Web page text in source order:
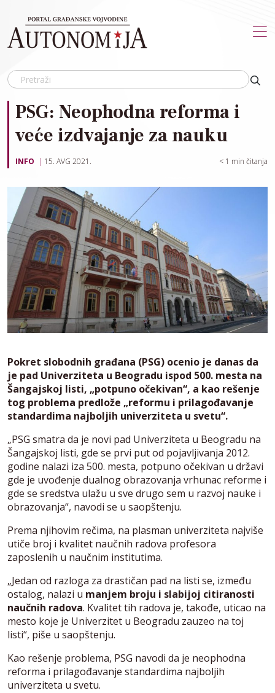
PSG: Neophodna reforma i
veće izdvajanje za nauku
INFO 15. AVG 2021. < 1 min čitanja
Pokret slobodnih građana (PSG) ocenio je danas da
je pad Univerziteta u Beogradu ispod 500. mesta na
Šangajskoj listi, „potpuno očekivan“, a kao rešenje
tog problema predlože „reformu i prilagođavanje
standardima najboljih univerziteta u svetu“.
„PSG smatra da je novi pad Univerziteta u Beogradu na
Šangajskoj listi, gde se prvi put od pojavljivanja 2012.
godine nalazi iza 500. mesta, potpuno očekivan u državi
gde je uvođenje dualnog obrazovanja vrhunac reforme i
gde se sredstva ulažu u sve drugo sem u razvoj nauke i
obrazovanja“, navodi se u saopštenju.
Prema njihovim rečima, na plasman univerziteta najviše
utiče broj i kvalitet naučnih radova profesora
zaposlenih u naučnim institutima.
„Jedan od razloga za drastičan pad na listi se, između
ostalog, nalazi u manjem broju i slabijoj citiranosti
naučnih radova. Kvalitet tih radova je, takođe, uticao na
mesto koje je Univerzitet u Beogradu zauzeo na toj
listi“, piše u saopštenju.
Kao rešenje problema, PSG navodi da je neophodna
reforma i prilagođavanje standardima najboljih
univerziteta u svetu.